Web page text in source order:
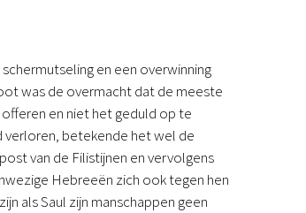
schermutseling en een overwinning
was de overmacht dat de meeste
en niet het geduld op te
betekende het wel de
van de Filistijnen en vervolgens
Hebreeën zich ook tegen hen
als Saul zijn manschappen geen